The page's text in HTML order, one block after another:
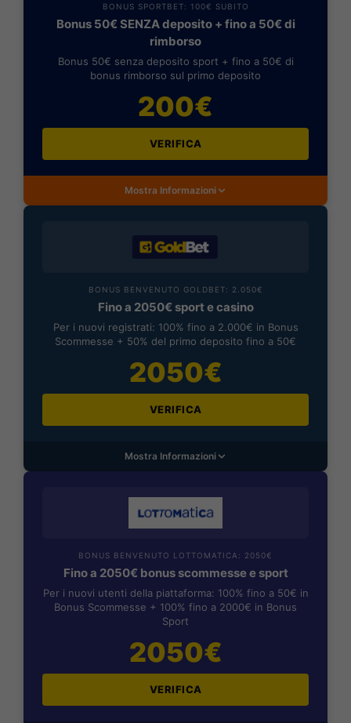
BONUS SPORTBET: 100€ SUBITO
Bonus 50€ SENZA deposito + fino a 50€ di
rimborso
Bonus 50€ senza deposito sport + fino a 50€ di
bonus rimborso sul primo deposito
200€
VERIFICA
Mostra Informazioni
BONUS BENVENUTO GOLDBET: 2.050€
Fino a 2050€ sport e casino
Per i nuovi registrati: 100% fino a 2.000€ in Bonus
Scommesse + 50% del primo deposito fino a 50€
2050€
VERIFICA
Mostra Informazioni
BONUS BENVENUTO LOTTOMATICA: 2050€
Fino a 2050€ bonus scommesse e sport
Per i nuovi utenti della piattaforma: 100% fino a 50€ in
Bonus Scommesse + 100% fino a 2000€ in Bonus
Sport
2050€
VERIFICA